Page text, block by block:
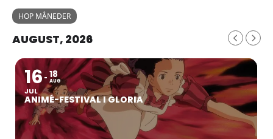
HOP MÅNEDER
AUGUST, 2026
16
JUL
18
AUG
ANIMÉ-FESTIVAL I GLORIA